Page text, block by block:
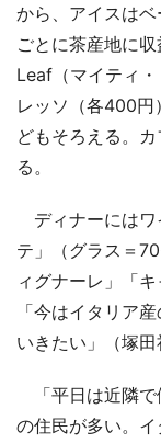
から、アイスは
ごとに茶産地に
Leaf（マイティ
レッソ（各400円
どもそろえる。
る。
ディナーにはワ
テ」（グラス＝
ィグナーレ」「
「今はイタリア
いきたい」（塚田
「平日は近隣で
の住民が多い。イ